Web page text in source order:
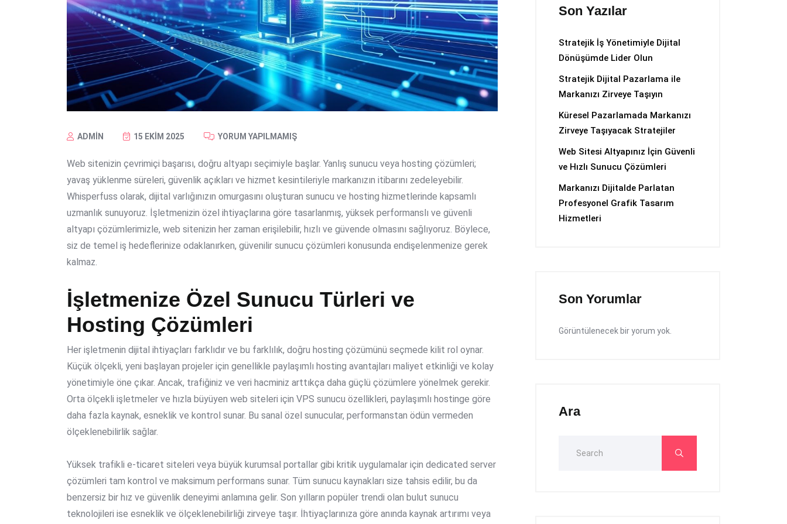
ADMIN 15 EKIM 2025 YORUM YAPILMAMIŞ
Web sitenizin çevrimiçi başarısı, doğru altyapı seçimiyle başlar. Yanlış sunucu veya hosting çözümleri;
yavaş yüklenme süreleri, güvenlik açıkları ve hizmet kesintileriyle markanızın itibarını zedeleyebilir.
Whisperfuss olarak, dijital varlığınızın omurgasını oluşturan sunucu ve hosting hizmetlerinde kapsamlı
uzmanlık sunuyoruz. İşletmenizin özel ihtiyaçlarına göre tasarlanmış, yüksek performanslı ve güvenli
altyapı çözümlerimizle, web sitenizin her zaman erişilebilir, hızlı ve güvende olmasını sağlıyoruz. Böylece,
siz de temel iş hedeflerinize odaklanırken, güvenilir sunucu çözümleri konusunda endişelenmenize gerek
kalmaz.
İşletmenize Özel Sunucu Türleri ve
Hosting Çözümleri
Her işletmenin dijital ihtiyaçları farklıdır ve bu farklılık, doğru hosting çözümünü seçmede kilit rol oynar.
Küçük ölçekli, yeni başlayan projeler için genellikle paylaşımlı hosting avantajları maliyet etkinliği ve kolay
yönetimiyle öne çıkar. Ancak, trafiğiniz ve veri hacminiz arttıkça daha güçlü çözümlere yönelmek gerekir.
Orta ölçekli işletmeler ve hızla büyüyen web siteleri için VPS sunucu özellikleri, paylaşımlı hostinge göre
daha fazla kaynak, esneklik ve kontrol sunar. Bu sanal özel sunucular, performanstan ödün vermeden
ölçeklenebilirlik sağlar.
Yüksek trafikli e-ticaret siteleri veya büyük kurumsal portallar gibi kritik uygulamalar için dedicated server
çözümleri tam kontrol ve maksimum performans sunar. Tüm sunucu kaynakları size tahsis edilir, bu da
benzersiz bir hız ve güvenlik deneyimi anlamına gelir. Son yılların popüler trendi olan bulut sunucu
teknolojileri ise esneklik ve ölçeklenebilirliği zirveye taşır. İhtiyaçlarınıza göre anında kaynak artırımı veya
Son Yazılar
Stratejik İş Yönetimiyle Dijital
Dönüşümde Lider Olun
Stratejik Dijital Pazarlama ile
Markanızı Zirveye Taşıyın
Küresel Pazarlamada Markanızı
Zirveye Taşıyacak Stratejiler
Web Sitesi Altyapınız İçin Güvenli
ve Hızlı Sunucu Çözümleri
Markanızı Dijitalde Parlatan
Profesyonel Grafik Tasarım
Hizmetleri
Son Yorumlar
Görüntülenecek bir yorum yok.
Ara